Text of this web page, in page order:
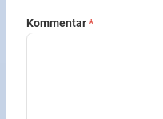
Kommentar*